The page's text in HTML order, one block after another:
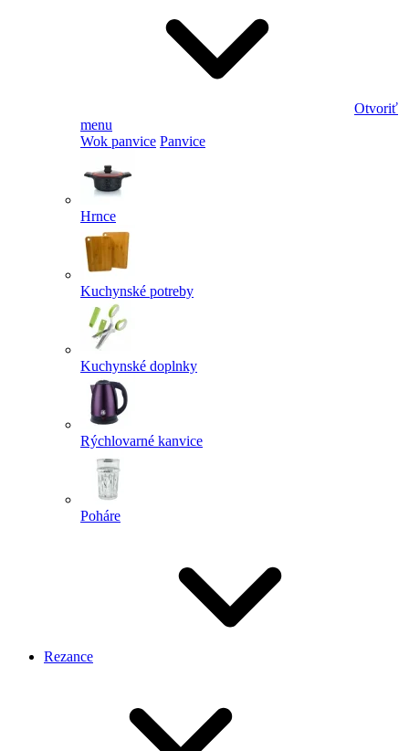
Otvoriť
menu
Wok panvice Panvice
Hrnce
Kuchynské potreby
Kuchynské doplnky
Rýchlovarné kanvice
Poháre
Rezance